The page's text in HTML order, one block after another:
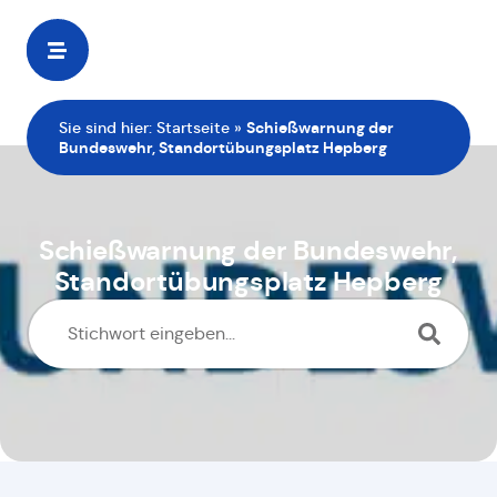
Zur
Sie sind hier: Startseite » Schießwarnung der
Bundeswehr, Standortübungsplatz Hepberg
Schießwarnung der Bundeswehr,
Standortübungsplatz Hepberg